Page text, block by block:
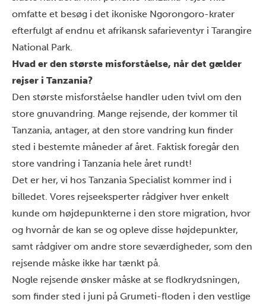
omfatte et besøg i det ikoniske Ngorongoro-krater
efterfulgt af endnu et afrikansk safarieventyr i Tarangire
National Park.
Hvad er den største misforståelse, når det gælder
rejser i Tanzania?
Den største misforståelse handler uden tvivl om den
store gnuvandring. Mange rejsende, der kommer til
Tanzania, antager, at den store vandring kun finder
sted i bestemte måneder af året. Faktisk foregår den
store vandring i Tanzania hele året rundt!
Det er her, vi hos Tanzania Specialist kommer ind i
billedet. Vores rejseeksperter rådgiver hver enkelt
kunde om højdepunkterne i den store migration, hvor
og hvornår de kan se og opleve disse højdepunkter,
samt rådgiver om andre store seværdigheder, som den
rejsende måske ikke har tænkt på.
Nogle rejsende ønsker måske at se flodkrydsningen,
som finder sted i juni på Grumeti-floden i den vestlige